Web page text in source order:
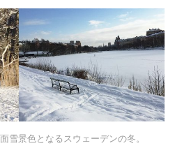
雪景色となるスウェーデンの冬。